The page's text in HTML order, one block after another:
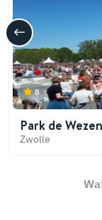
8
Park de
Zwolle